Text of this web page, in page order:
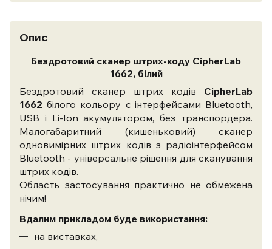
Опис
Бездротовий сканер штрих-коду CipherLab
1662, білий
Бездротовий сканер штрих кодів CipherLab
1662 білого кольору c інтерфейсами Bluetooth,
USB і Li-Ion акумулятором, без транспордера.
Малогабаритний (кишеньковий) сканер
одновимірних штрих кодів з радіоінтерфейсом
Bluetooth - універсальне рішення для сканування
штрих кодів.
Область застосування практично не обмежена
нічим!
Вдалим прикладом буде використання:
на виставках,